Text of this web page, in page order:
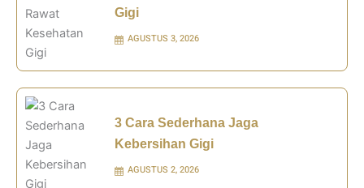
Gigi
AGUSTUS 3, 2026
3 Cara Sederhana Jaga
Kebersihan Gigi
AGUSTUS 2, 2026